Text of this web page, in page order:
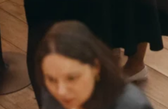
Family Offices einer österreichischen
Verantwortung und innerer
spürbar beschäftigte: Was trägt uns
darüber, wie innere Klarheit und